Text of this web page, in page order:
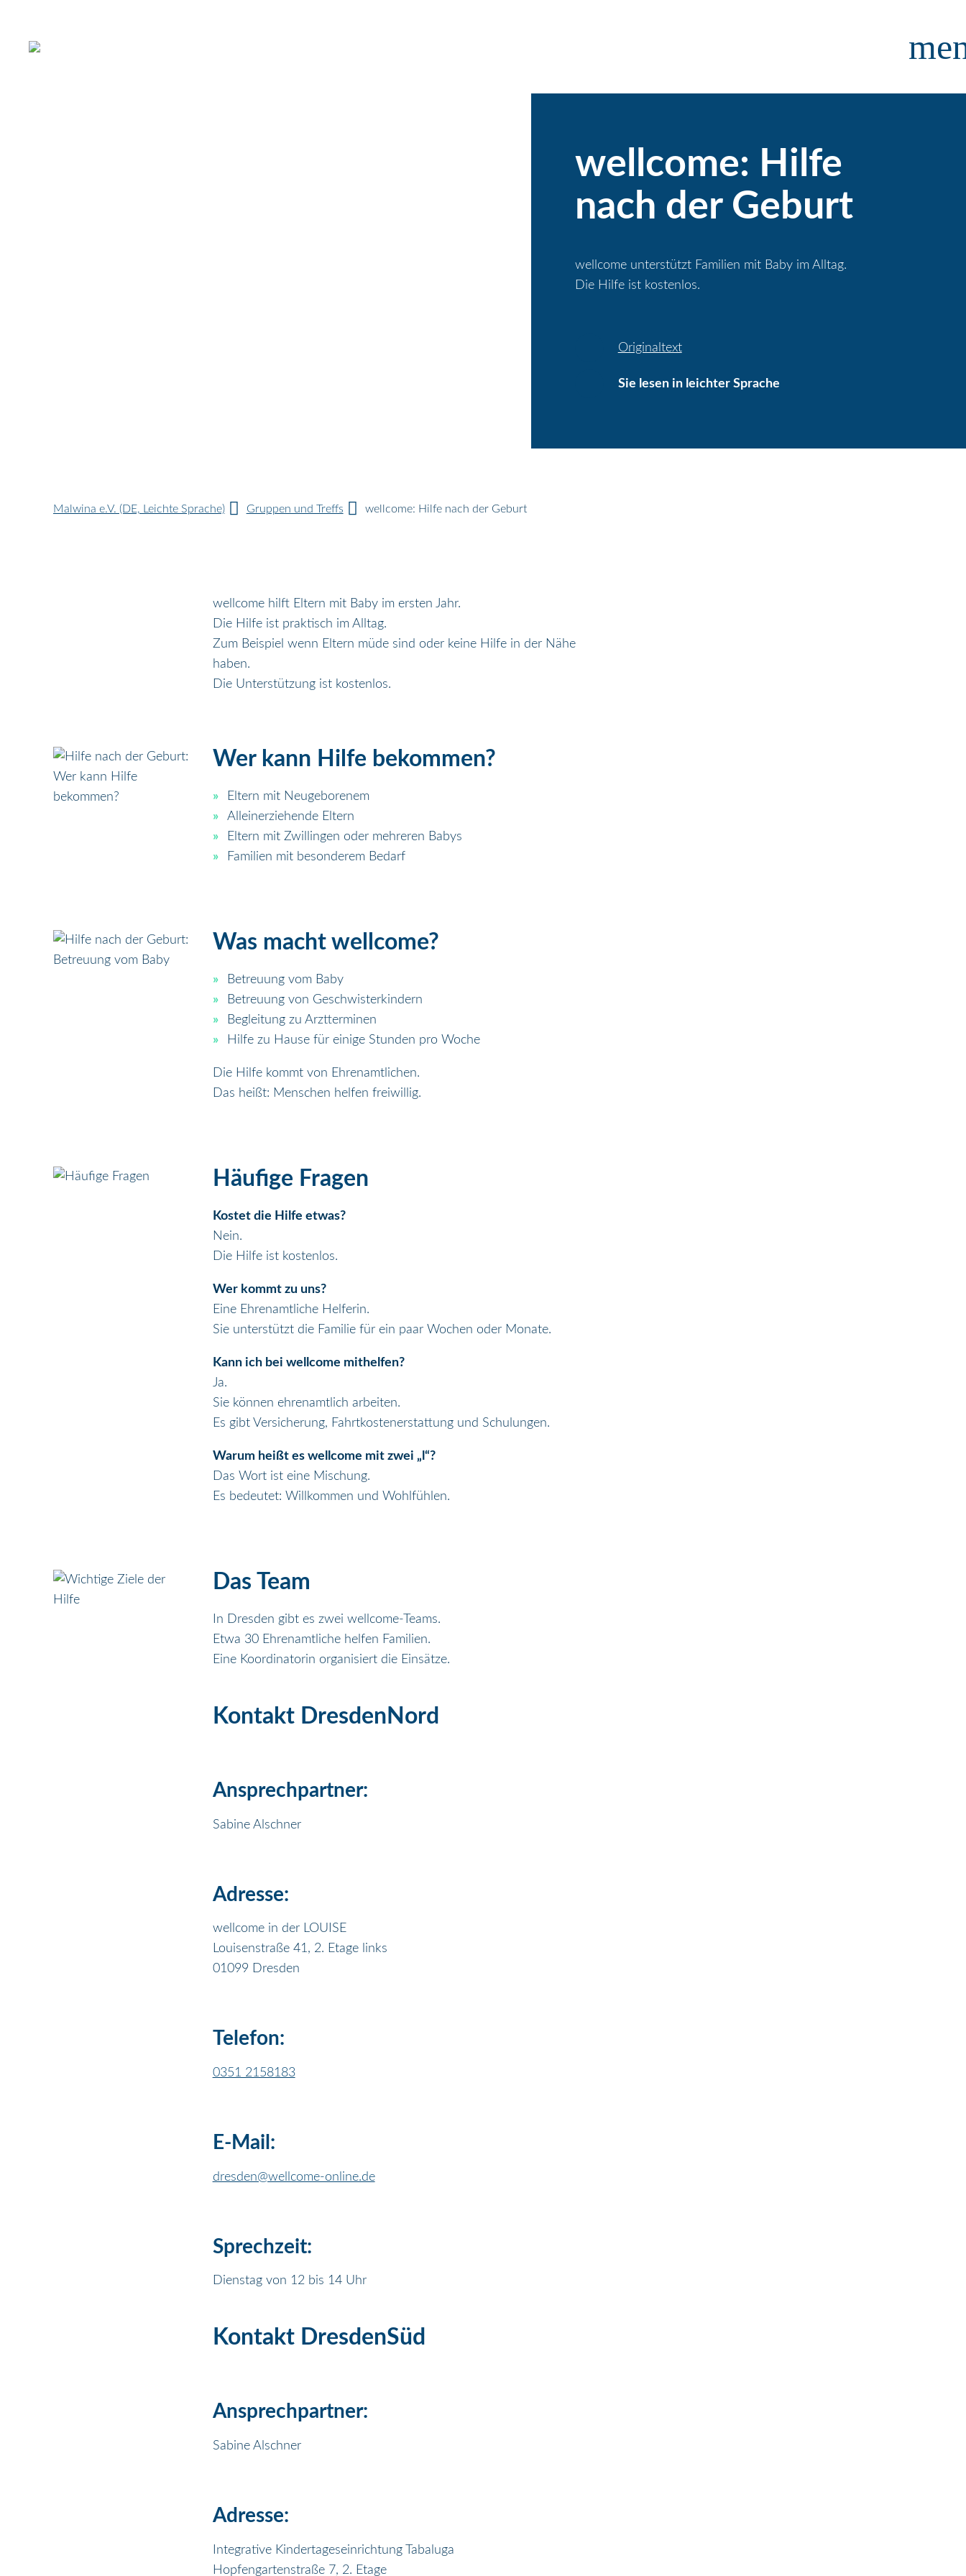
wellcome: Hilfe
nach der Geburt
wellcome unterstützt Familien mit Baby im Alltag.
Die Hilfe ist kostenlos.
Originaltext
Sie lesen in leichter Sprache
Malwina e.V. (DE, Leichte Sprache) Gruppen und Treffs wellcome: Hilfe nach der Geburt
wellcome hilft Eltern mit Baby im ersten Jahr.
Die Hilfe ist praktisch im Alltag.
Zum Beispiel wenn Eltern müde sind oder keine Hilfe in der Nähe
haben.
Die Unterstützung ist kostenlos.
Wer kann Hilfe bekommen?
Eltern mit Neugeborenem
Alleinerziehende Eltern
Eltern mit Zwillingen oder mehreren Babys
Familien mit besonderem Bedarf
Was macht wellcome?
Betreuung vom Baby
Betreuung von Geschwisterkindern
Begleitung zu Arztterminen
Hilfe zu Hause für einige Stunden pro Woche
Die Hilfe kommt von Ehrenamtlichen.
Das heißt: Menschen helfen freiwillig.
Häufige Fragen
Kostet die Hilfe etwas?
Nein.
Die Hilfe ist kostenlos.
Wer kommt zu uns?
Eine Ehrenamtliche Helferin.
Sie unterstützt die Familie für ein paar Wochen oder Monate.
Kann ich bei wellcome mithelfen?
Ja.
Sie können ehrenamtlich arbeiten.
Es gibt Versicherung, Fahrtkostenerstattung und Schulungen.
Warum heißt es wellcome mit zwei „l“?
Das Wort ist eine Mischung.
Es bedeutet: Willkommen und Wohlfühlen.
Das Team
In Dresden gibt es zwei wellcome-Teams.
Etwa 30 Ehrenamtliche helfen Familien.
Eine Koordinatorin organisiert die Einsätze.
Kontakt DresdenNord
Ansprechpartner:
Sabine Alschner
Adresse:
wellcome in der LOUISE
Louisenstraße 41, 2. Etage links
01099 Dresden
Telefon:
0351 2158183
E-Mail:
dresden@wellcome-online.de
Sprechzeit:
Dienstag von 12 bis 14 Uhr
Kontakt DresdenSüd
Ansprechpartner:
Sabine Alschner
Adresse:
Integrative Kindertageseinrichtung Tabaluga
Hopfengartenstraße 7, 2. Etage